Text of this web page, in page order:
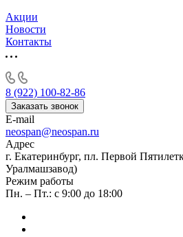
Акции
Новости
Контакты
8 (922) 100-82-86
Заказать звонок
E-mail
neospan@neospan.ru
Адрес
г. Екатеринбург, пл. Первой
Уралмашзавод)
Режим работы
Пн. – Пт.: с 9:00 до 18:00